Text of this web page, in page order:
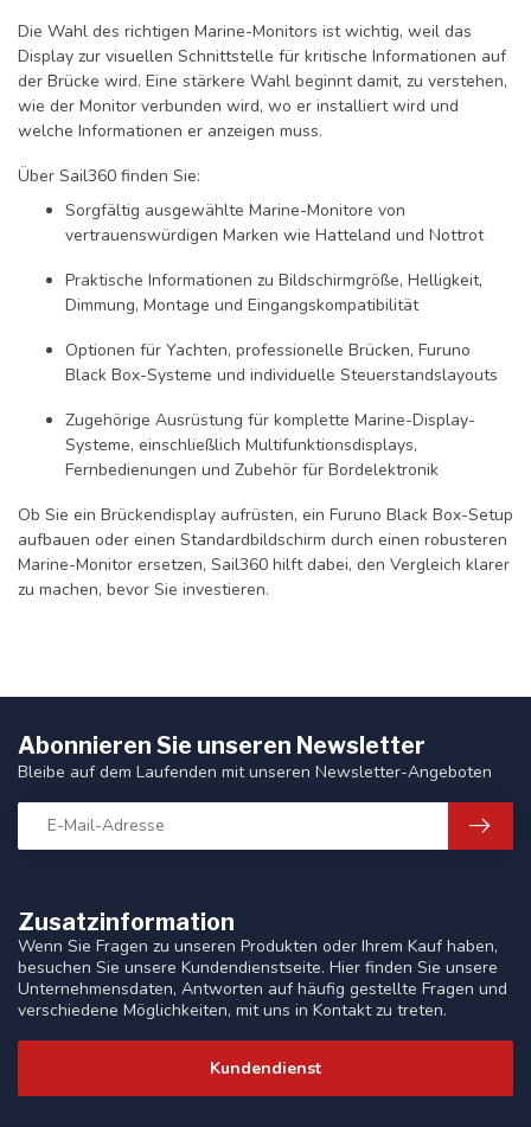
Die Wahl des richtigen Marine-Monitors ist wichtig, weil das
Display zur visuellen Schnittstelle für kritische Informationen auf
der Brücke wird. Eine stärkere Wahl beginnt damit, zu verstehen,
wie der Monitor verbunden wird, wo er installiert wird und
welche Informationen er anzeigen muss.
Über Sail360 finden Sie:
Sorgfältig ausgewählte Marine-Monitore von
vertrauenswürdigen Marken wie Hatteland und Nottrot
Praktische Informationen zu Bildschirmgröße, Helligkeit,
Dimmung, Montage und Eingangskompatibilität
Optionen für Yachten, professionelle Brücken, Furuno
Black Box-Systeme und individuelle Steuerstandslayouts
Zugehörige Ausrüstung für komplette Marine-Display-
Systeme, einschließlich Multifunktionsdisplays,
Fernbedienungen und Zubehör für Bordelektronik
Ob Sie ein Brückendisplay aufrüsten, ein Furuno Black Box-Setup
aufbauen oder einen Standardbildschirm durch einen robusteren
Marine-Monitor ersetzen, Sail360 hilft dabei, den Vergleich klarer
zu machen, bevor Sie investieren.
Zusatzinformation
Wenn Sie Fragen zu unseren Produkten oder Ihrem Kauf haben,
besuchen Sie unsere Kundendienstseite. Hier finden Sie unsere
Unternehmensdaten, Antworten auf häufig gestellte Fragen und
verschiedene Möglichkeiten, mit uns in Kontakt zu treten.
Kundendienst
Abonnieren Sie unseren Newsletter
Bleibe auf dem Laufenden mit unseren Newsletter-Angeboten